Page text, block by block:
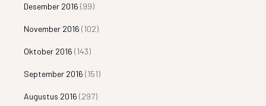
Desember 2016 (99)
November 2016 (102)
Oktober 2016 (143)
September 2016 (151)
Augustus 2016 (297)